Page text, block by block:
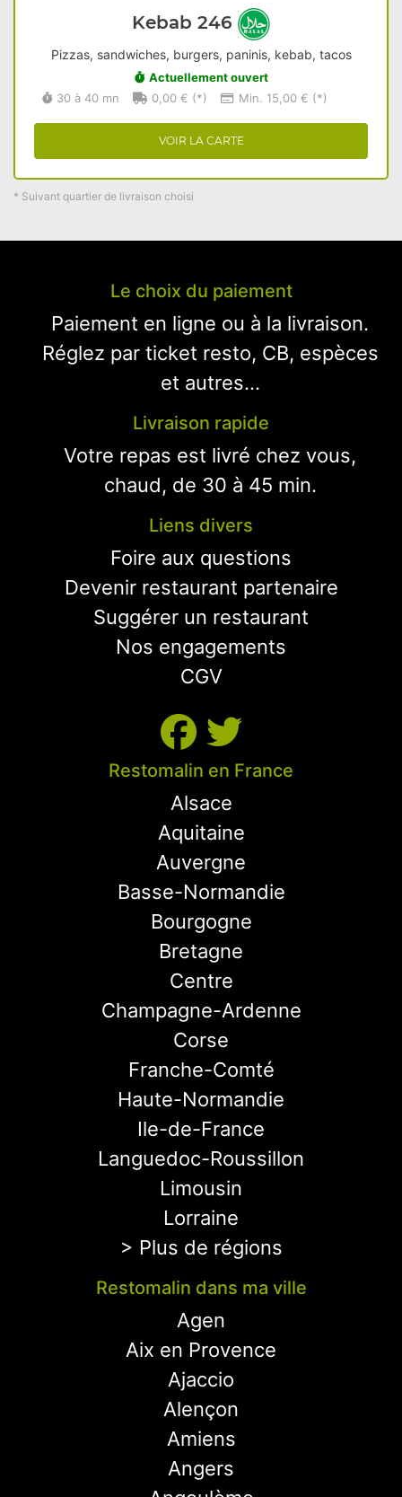
Kebab 246
Pizzas, sandwiches, burgers, paninis, kebab, tacos
Actuellement ouvert
30 à 40 mn
0,00 € (*) Min. 15,00 € (*)
VOIR LA CARTE
* Suivant quartier de livraison choisi
Le choix du paiement
Paiement en ligne ou à la livraison.
Réglez par ticket resto, CB, espèces
et autres...
Livraison rapide
Votre repas est livré chez vous,
chaud, de 30 à 45 min.
Liens divers
Foire aux questions
Devenir restaurant partenaire
Suggérer un restaurant
Nos engagements
CGV
Restomalin en France
Alsace
Aquitaine
Auvergne
Basse-Normandie
Bourgogne
Bretagne
Centre
Champagne-Ardenne
Corse
Franche-Comté
Haute-Normandie
Ile-de-France
Languedoc-Roussillon
Limousin
Lorraine
> Plus de régions
Restomalin dans ma ville
Agen
Aix en Provence
Ajaccio
Alençon
Amiens
Angers